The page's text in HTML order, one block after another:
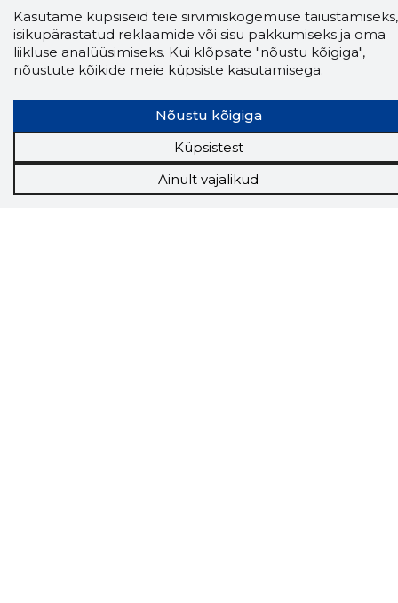
Storybooki laiendus ütleb Sulle, mis firma
veebilehel Sa parajasti viibid ja kui usaldusväärne
see firma täna on. LAADI LAIENDUS ALLA
Näed helistaja tausta!Storybooki Äpp toob
SinuniOTSEKONTAKTID400 000 Eesti
ettevõtte ja isikute kohta (juhid, ametnikud).
Andmed on rikastatud maksevõime ja
Kasutame küpsiseid teie sirvimiskogemuse täiustamiseks,
isikupärastatud reklaamide või sisu pakkumiseks ja oma
liikluse analüüsimiseks. Kui klõpsate "nõustu kõigiga",
nõustute kõikide meie küpsiste kasutamisega.
Nõustu kõigiga
Küpsistest
Ainult vajalikud